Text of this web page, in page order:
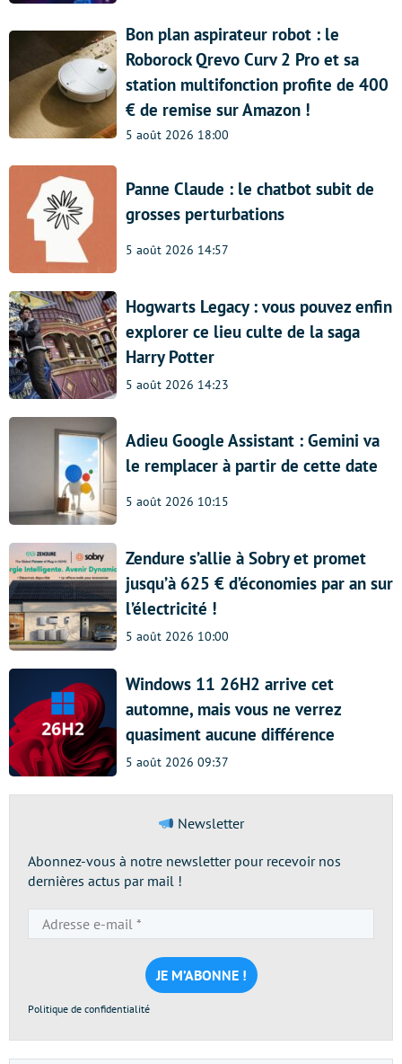
Bon plan aspirateur robot : le
Roborock Qrevo Curv 2 Pro et sa
station multifonction profite de 400
€ de remise sur Amazon !
5 août 2026 18:00
Panne Claude : le chatbot subit de
grosses perturbations
5 août 2026 14:57
Hogwarts Legacy : vous pouvez enfin
explorer ce lieu culte de la saga
Harry Potter
5 août 2026 14:23
Adieu Google Assistant : Gemini va
le remplacer à partir de cette date
5 août 2026 10:15
Zendure s’allie à Sobry et promet
jusqu’à 625 € d’économies par an sur
l’électricité !
5 août 2026 10:00
Windows 11 26H2 arrive cet
automne, mais vous ne verrez
quasiment aucune différence
5 août 2026 09:37
Newsletter
Abonnez-vous à notre newsletter pour recevoir nos
dernières actus par mail !
e-
mail
*
Politique de confidentialité